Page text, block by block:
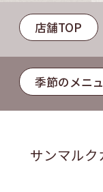
店舗TOP
季節のメニ
サンマル